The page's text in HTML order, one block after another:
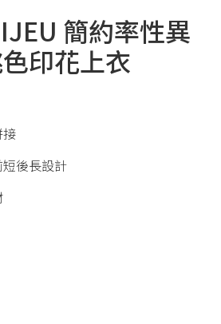
簡約率性異
印花上衣
後長設計